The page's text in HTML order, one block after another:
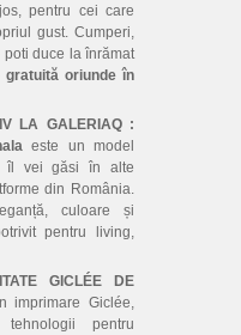
pentru cei care
gust. Cumperi,
duce la înrămat
oriunde în
LA GALERIAQ :
este un model
îl vei găsi în alte
din România.
culoare și
pentru living,
GICLÉE DE
imprimare Giclée,
pentru